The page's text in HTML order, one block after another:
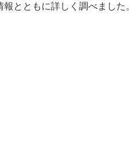
報とともに詳しく調べました。